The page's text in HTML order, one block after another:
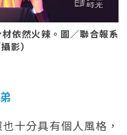
依然火辣。圖／聯合報系
影）
十分具有個人風格，